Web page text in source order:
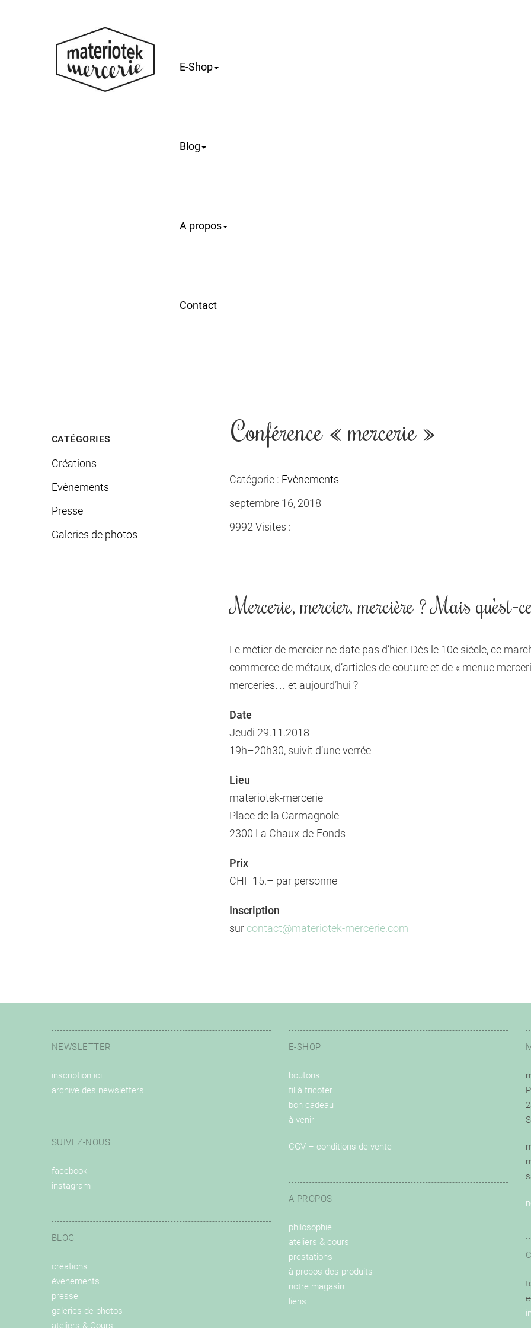
E-Shop
Blog
A propos
Contact
CATÉGORIES
Créations
Evènements
Presse
Galeries de photos
Conférence « mercerie »
Catégorie : Evènements
septembre 16, 2018
9992 Visites :
Mercerie, mercier, mercière ? Mais qu’est-
Le métier de mercier ne date pas d’hier. Dès le 10e siècle, ce
commerce de métaux, d’articles de couture et de « menue
merceries… et aujourd’hui ?
Date
Jeudi 29.11.2018
19h–20h30, suivit d’une verrée
Lieu
materiotek-mercerie
Place de la Carmagnole
2300 La Chaux-de-Fonds
Prix
CHF 15.– par personne
Inscription
sur contact@materiotek-mercerie.com
NEWSLETTER
inscription ici
archive des newsletters
SUIVEZ-NOUS
facebook
instagram
BLOG
créations
événements
presse
galeries de photos
ateliers & Cours
E-SHOP
boutons
fil à tricoter
bon cadeau
à venir
CGV – conditions de vente
A PROPOS
philosophie
ateliers & cours
prestations
à propos des produits
notre magasin
liens